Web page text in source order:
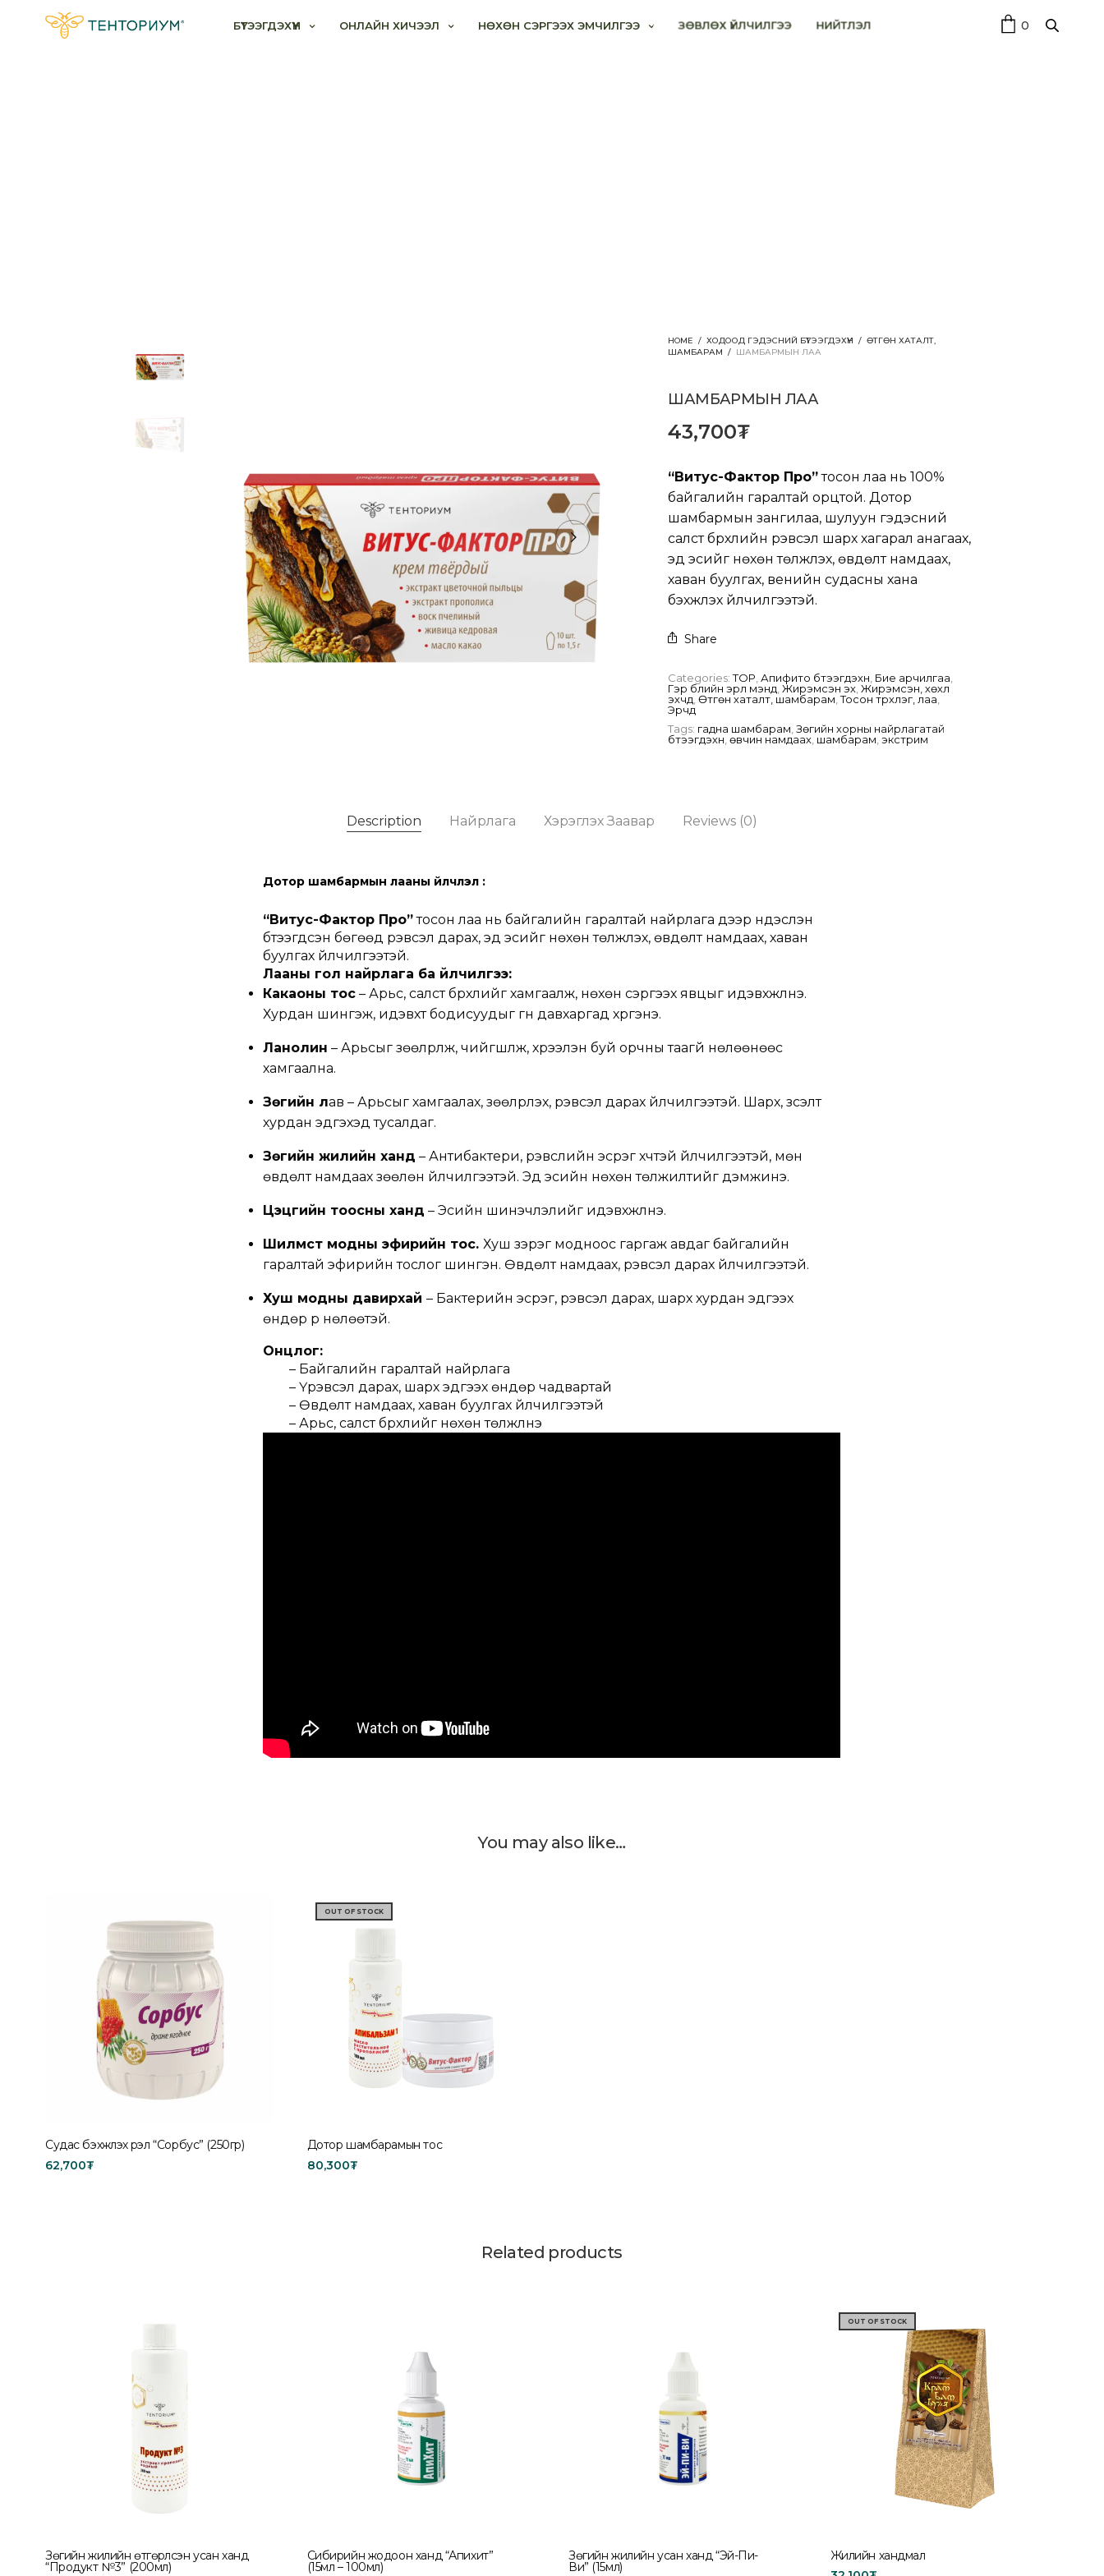
БҮТЭЭГДЭХҮҮН ОНЛАЙН ХИЧЭЭЛ НӨХӨН СЭРГЭЭХ ЭМЧИЛГЭЭ ЗӨВЛӨХ ҮЙЛЧИЛГЭЭ НИЙТЛЭЛ 0
HOME / ХОДООД ГЭДЭСНИЙ БҮТЭЭГДЭХҮҮН / ӨТГӨН ХАТАЛТ,
ШАМБАРАМ / ШАМБАРМЫН ЛАА
ШАМБАРМЫН ЛАА
43,700₮
“Витус-Фактор Про”тосон лаа нь 100%
байгалийн гаралтай орцтой. Дотор
шамбармын зангилаа, шулуун гэдэсний
салст бүрхүүлийн үрэвсэл шарх хагарал анагаах,
эд эсийг нөхөн төлжүүлэх, өвдөлт намдаах,
хаван буулгах, венийн судасны хана
бэхжүүлэх үйлчилгээтэй.
Share
Categories:TOP,Апифито бүтээгдэхүүн, Бие арчилгаа,
Гэр бүлийн эрүүл мэнд,Жирэмсэн эх,Жирэмсэн, хөхүүл
эхчүүд,Өтгөн хаталт, шамбарам,Тосон түрхлэг, лаа,
Эрчүүд
Tags: гадна шамбарам,Зөгийн хорны найрлагатай
бүтээгдэхүүн,өвчин намдаах, шамбарам,экстрим
Description Найрлага Хэрэглэх Заавар Reviews (0)
Дотор шамбармын лааны үйлчлэл :
“Витус-Фактор Про”тосон лаа нь байгалийн гаралтай найрлага дээр үндэслэн
бүтээгдсэн бөгөөд үрэвсэл дарах, эд эсийг нөхөн төлжүүлэх, өвдөлт намдаах, хаван
буулгах үйлчилгээтэй.
Лааны гол найрлага ба үйлчилгээ:
Какаоны тос – Арьс, салст бүрхүүлийг хамгаалж, нөхөн сэргээх явцыг идэвхжүүлнэ.
Хурдан шингэж, идэвхт бодисуудыг гүн давхаргад хүргэнэ.
Ланолин – Арьсыг зөөлрүүлж, чийгшүүлж, хүрээлэн буй орчны таагүй нөлөөнөөс
хамгаална.
Зөгийн лав – Арьсыг хамгаалах, зөөлрүүлэх, үрэвсэл дарах үйлчилгээтэй. Шарх, зүсэлт
хурдан эдгэхэд тусалдаг.
Зөгийн жилийн ханд – Антибактери, үрэвслийн эсрэг хүчтэй үйлчилгээтэй, мөн
өвдөлт намдаах зөөлөн үйлчилгээтэй. Эд эсийн нөхөн төлжилтийг дэмжинэ.
Цэцгийн тоосны ханд – Эсийн шинэчлэлийг идэвхжүүлнэ.
Шилмүүст модны эфирийн тос.Хуш зэрэг модноос гаргаж авдаг байгалийн
гаралтай эфирийн тослог шингэн. Өвдөлт намдаах, үрэвсэл дарах үйлчилгээтэй.
Хуш модны давирхай– Бактерийн эсрэг, үрэвсэл дарах, шарх хурдан эдгээх
өндөр үр нөлөөтэй.
Онцлог:
– Байгалийн гаралтай найрлага
– Үрэвсэл дарах, шарх эдгээх өндөр чадвартай
– Өвдөлт намдаах, хаван буулгах үйлчилгээтэй
– Арьс, салст бүрхүүлийг нөхөн төлжүүлнэ
You may also like…
Судас бэхжүүлэх үрэл “Сорбус” (250гр)
62,700₮
OUT OF STOCK
Дотор шамбарамын тос
80,300₮
Related products
Зөгийн жилийн өтгөрүүлсэн усан ханд
“Продукт №3” (200мл)
Сибирийн жодоон ханд “Апихит”
(15мл – 100мл)
Зөгийн жилийн усан ханд “Эй-Пи-
Ви” (15мл)
OUT OF STOCK
Жилийн хандмал